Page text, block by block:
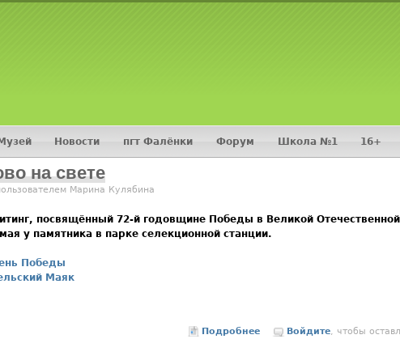
на свете
Марина Кулябина
посвящённый 72-й годовщине Победы в Великой
у памятника в парке селекционной станции.
Победы
Маяк
Подробнее о Мир – это главное
Войдите, чтобы
Музей Новости пгт Фалёнки Форум Школа №1 16+